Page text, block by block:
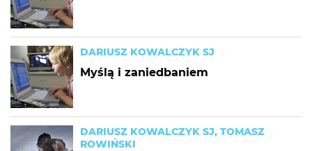
DARIUSZ KOWALCZYK SJ
Myślą i zaniedbaniem
DARIUSZ KOWALCZYK SJ, TOMASZ
ROWIŃSKI